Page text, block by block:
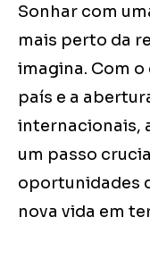
Sonhar com
mais perto da
imagina. Com
país e a
internacionais,
um passo
oportunidades
nova vida em